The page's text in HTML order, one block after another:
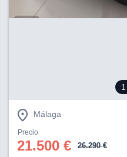
1
Málaga
Precio
21.500 € 26.290 €